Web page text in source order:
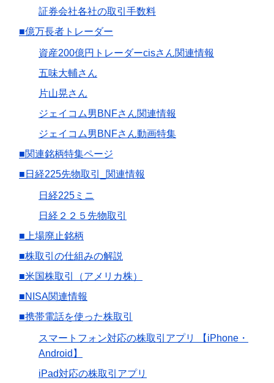
証券会社各社の取引手数料
■億万長者トレーダー
資産200億円トレーダーcisさん関連情報
五味大輔さん
片山晃さん
ジェイコム男BNFさん関連情報
ジェイコム男BNFさん動画特集
■関連銘柄特集ページ
■日経225先物取引_関連情報
日経225ミニ
日経２２５先物取引
■上場廃止銘柄
■株取引の仕組みの解説
■米国株取引（アメリカ株）
■NISA関連情報
■携帯電話を使った株取引
スマートフォン対応の株取引アプリ 【iPhone・
Android】
iPad対応の株取引アプリ